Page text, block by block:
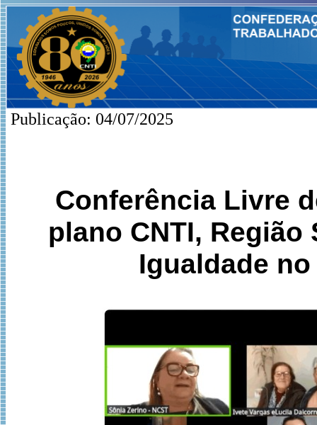
Publicação: 04/07/2025
Conferência Livre
plano CNTI,
Igualdade